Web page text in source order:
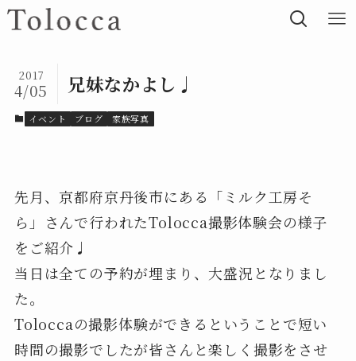
兄妹なかよし♩
2017
4/05
イベント ブログ 家族写真
先月、京都府京丹後市にある「ミルク工房そ
ら」さんで行われたTolocca撮影体験会の様子
をご紹介♩
当日は全ての予約が埋まり、大盛況となりまし
た。
Toloccaの撮影体験ができるということで短い
時間の撮影でしたが皆さんと楽しく撮影をさせ